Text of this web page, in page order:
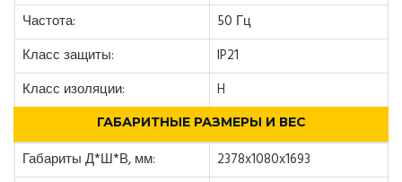
Частота:
50 Гц
Класс защиты:
IP21
Класс изоляции:
H
ГАБАРИТНЫЕ РАЗМЕРЫ И ВЕС
Габариты Д*Ш*В, мм:
2378x1080x1693